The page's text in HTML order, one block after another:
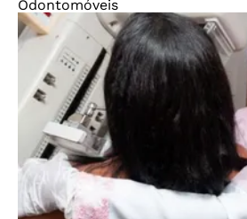
Odontomóveis